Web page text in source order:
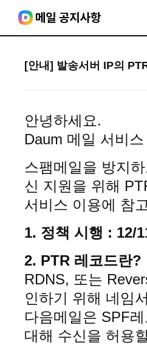
[안내] 발송서버 IP의
안녕하세요.
Daum 메일 서비
스팸메일을 방지
신 지원을 위해
서비스 이용에 참
1. 정책 시행 : 12/
2. PTR 레코드란?
RDNS, 또는
인하기 위해 네임
다음메일은 SPF
대해 수신을 허용